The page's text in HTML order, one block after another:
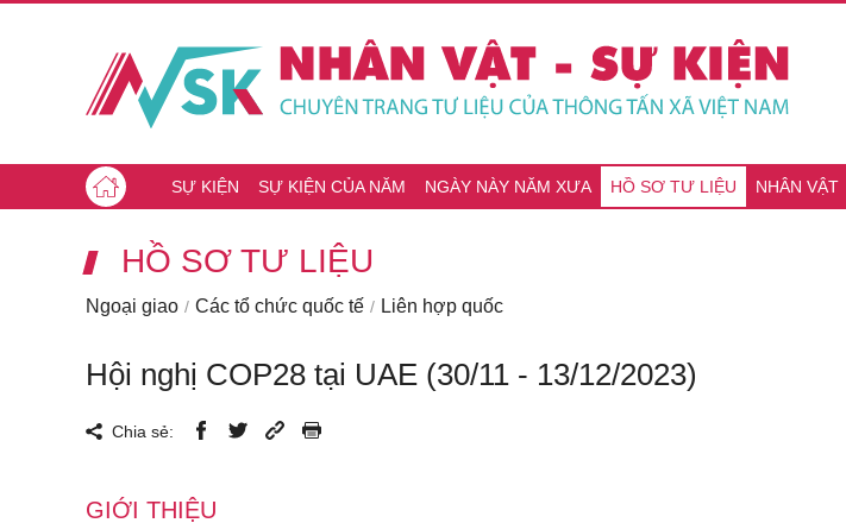
SỰ KIỆN SỰ KIỆN CỦA NĂM NGÀY NÀY NĂM XƯA HỒ SƠ TƯ LIỆU NHÂN VẬT
HỒ SƠ TƯ LIỆU
Ngoại giao Các tổ chức quốc tế Liên hợp quốc
Hội nghị COP28 tại UAE (30/11 - 13/12/2023)
Chia sẻ:
GIỚI THIỆU